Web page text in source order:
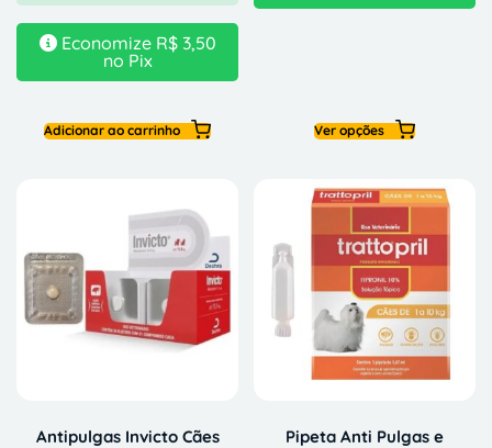
Economize R$3,50
no Pix
Adicionar ao carrinho Ver opções
Antipulgas Invicto Cães
Pipeta Anti Pulgas e